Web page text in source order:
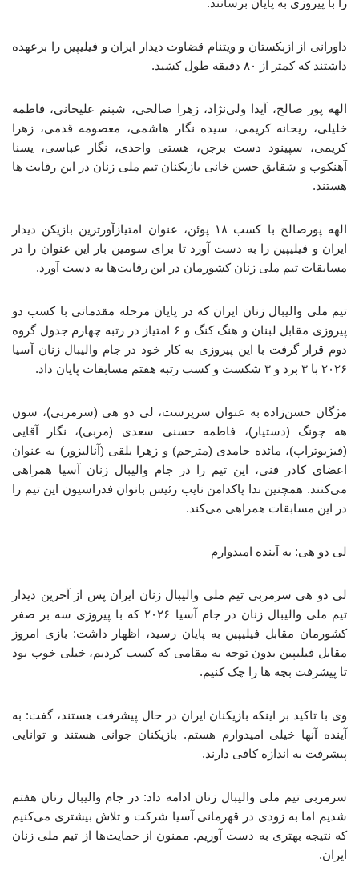
را با پیروزی به پایان برسانند.
داورانی از ازبکستان و ویتنام قضاوت دیدار ایران و فیلیپین را برعهده
داشتند که کمتر از ۸۰ دقیقه طول کشید.
الهه پور صالح، آیدا ولی‌نژاد، زهرا صالحی، شبنم علیخانی، فاطمه
خلیلی، ریحانه کریمی، سیده نگار هاشمی، معصومه قدمی، زهرا
کریمی، سپینود دست برجن، هستی واحدی، نگار عباسی، یسنا
آهنکوب و شقایق حسن خانی بازیکنان تیم ملی زنان در این رقابت ها
هستند.
الهه پورصالح با کسب ۱۸ پوئن، عنوان امتیازآورترین بازیکن دیدار
ایران و فیلیپین را به دست آورد تا برای سومین بار این عنوان را در
مسابقات تیم ملی زنان کشورمان در این رقابت‌ها به دست آورد.
تیم ملی والیبال زنان ایران که در پایان مرحله مقدماتی با کسب دو
پیروزی مقابل لبنان و هنگ کنگ و ۶ امتیاز در رتبه چهارم جدول گروه
دوم قرار گرفت با این پیروزی به کار خود در جام والیبال زنان آسیا
۲۰۲۶ با ۳ برد و ۳ شکست و کسب رتبه هفتم مسابقات پایان داد.
مژگان حسن‌زاده به عنوان سرپرست، لی دو هی (سرمربی)، سون
هه چونگ (دستیار)، فاطمه حسنی سعدی (مربی)، نگار آقایی
(فیزیوتراپ)، مائده حامدی (مترجم) و زهرا یلقی (آنالیزور) به عنوان
اعضای کادر فنی، این تیم را در جام والیبال زنان آسیا همراهی
می‌کنند. همچنین ندا پاکدامن نایب رئیس بانوان فدراسیون این تیم را
در این مسابقات همراهی می‌کند.
لی دو هی: به آینده امیدوارم
لی دو هی سرمربی تیم ملی والیبال زنان ایران پس از آخرین دیدار
تیم ملی والیبال زنان در جام آسیا ۲۰۲۶ که با پیروزی سه بر صفر
کشورمان مقابل فیلیپین به پایان رسید، اظهار داشت: بازی امروز
مقابل فیلیپین بدون توجه به مقامی که کسب کردیم، خیلی خوب بود
تا پیشرفت بچه ها را چک کنیم.
وی با تاکید بر اینکه بازیکنان ایران در حال پیشرفت هستند، گفت: به
آینده آنها خیلی امیدوارم هستم. بازیکنان جوانی هستند و توانایی
پیشرفت به اندازه کافی دارند.
سرمربی تیم ملی والیبال زنان ادامه داد: در جام والیبال زنان هفتم
شدیم اما به زودی در قهرمانی آسیا شرکت و تلاش بیشتری می‌کنیم
که نتیجه بهتری به دست آوریم. ممنون از حمایت‌ها از تیم ملی زنان
ایران.